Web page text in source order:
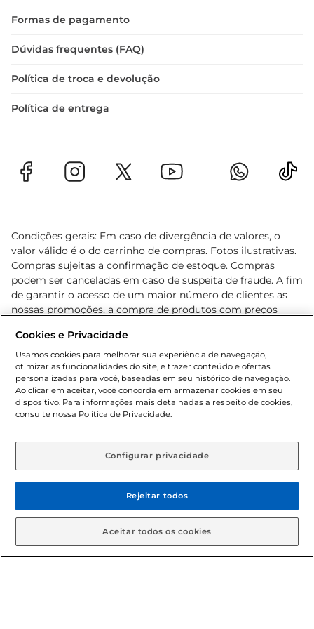
Formas de pagamento
Dúvidas frequentes (FAQ)
Política de troca e devolução
Política de entrega
Condições gerais: Em caso de divergência de valores, o
valor válido é o do carrinho de compras. Fotos ilustrativas.
Compras sujeitas a confirmação de estoque. Compras
podem ser canceladas em caso de suspeita de fraude. A fim
de garantir o acesso de um maior número de clientes as
nossas promoções, a compra de produtos com preços
cliente. Os preços, ofertas e condições são exclusivos para
o e-commerce e válidos durante o dia de hoje, podendo
sofrer alterações sem prévia notificação. Proibida a venda
de bebidas alcoólicas para menores de 18 anos, conforme
Lei n.º 8069/90, art. 81, inciso II (Estatuto da Criança e do
Adolescente). Preços e condições exclusivos para o
aviso prévio. O valor mínimo para as compras on-line é de
© 2026 Copyright. Todos os direitos
reservados Gbarbosa.
Cookies e Privacidade
Usamos cookies para melhorar sua experiência de navegação,
otimizar as funcionalidades do site, e trazer conteúdo e ofertas
personalizadas para você, baseadas em seu histórico de navegação.
Ao clicar em aceitar, você concorda em armazenar cookies em seu
dispositivo. Para informações mais detalhadas a respeito de cookies,
consulte nossa Política de Privacidade.
Configurar privacidade
Rejeitar todos
Aceitar todos os cookies